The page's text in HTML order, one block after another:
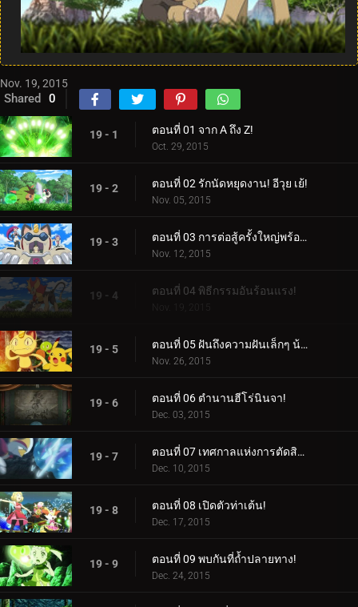
Nov. 19, 2015
Shared 0
19 - 1 ตอนที่ 01 จาก A ถึง Z!
Oct. 29, 2015
19 - 2 ตอนที่ 02 รักนัดหยุดงาน! อีวุย เย้!
Nov. 05, 2015
19 - 3 ตอนที่ 03 การต่อสู้ครั้งใหญ่พร้อมผลลัพธ์ที่ยิ่งใหญ่!
Nov. 12, 2015
19 - 4 ตอนที่ 04 พิธีกรรมอันร้อนแรง!
Nov. 19, 2015
19 - 5 ตอนที่ 05 ฝันถึงความฝันเล็กๆ น้อยๆ จากฉัน!
Nov. 26, 2015
19 - 6 ตอนที่ 06 ตำนานฮีโร่นินจา!
Dec. 03, 2015
19 - 7 ตอนที่ 07 เทศกาลแห่งการตัดสินใจ!
Dec. 10, 2015
19 - 8 ตอนที่ 08 เปิดตัวท่าเต้น!
Dec. 17, 2015
19 - 9 ตอนที่ 09 พบกันที่ถ้ำปลายทาง!
Dec. 24, 2015